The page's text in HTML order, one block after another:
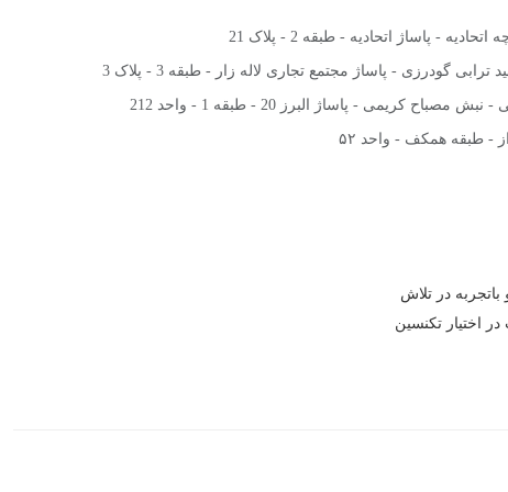
- پاساژ اتحادیه - طبقه 2 - پلاک 21
گودرزی - پاساژ مجتمع تجاری لاله زار - طبقه 3 - پلاک 3
مصباح کریمی - پاساژ البرز 20 - طبقه 1 - واحد 212
- طبقه همکف - واحد ۵۲
در تلاش
اختیار تکنسین